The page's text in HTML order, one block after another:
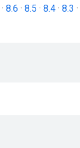
· 8.6 · 8.5 · 8.4 · 8.3 ·